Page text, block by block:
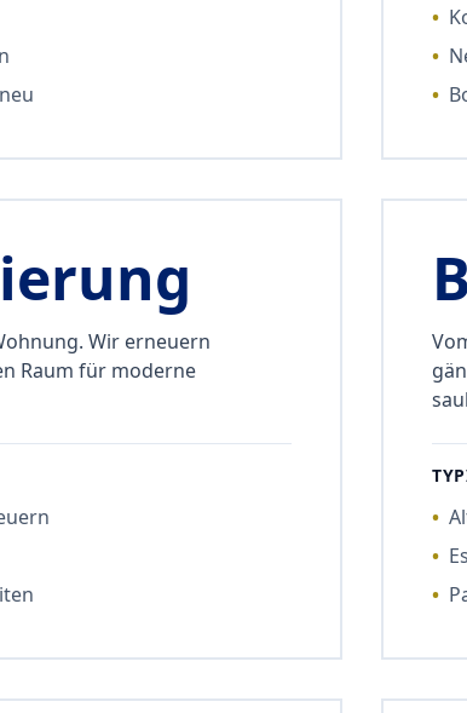
•
•
•
Wir erneuern
Raum für moderne
•
•
•